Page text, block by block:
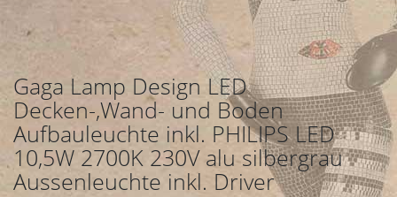
Gaga Lamp Design LED
Decken-,Wand- und Boden
Aufbauleuchte inkl. PHILIPS LED
10,5W 2700K 230V alu silbergrau
Aussenleuchte inkl. Driver